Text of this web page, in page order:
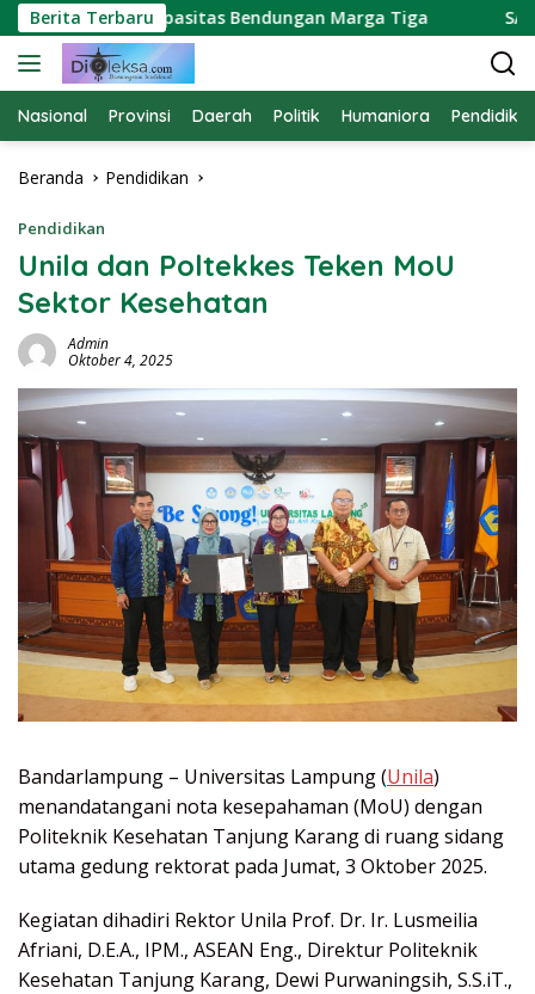
Langsung
ke
konten
Berita Terbaru
Soroti Kapasitas Bendungan Marga Tiga SATPAM
Nasional Provinsi Daerah Politik Humaniora
Beranda Pendidikan
Pendidikan
Unila dan Poltekkes Teken MoU
Sektor Kesehatan
Admin
Oktober 4, 2025
Bandarlampung – Universitas Lampung (Unila)
menandatangani nota kesepahaman (MoU) dengan
Politeknik Kesehatan Tanjung Karang di ruang sidang
utama gedung rektorat pada Jumat, 3 Oktober 2025.
Kegiatan dihadiri Rektor Unila Prof. Dr. Ir. Lusmeilia
Afriani, D.E.A., IPM., ASEAN Eng., Direktur Politeknik
Kesehatan Tanjung Karang, Dewi Purwaningsih, S.S.iT.,